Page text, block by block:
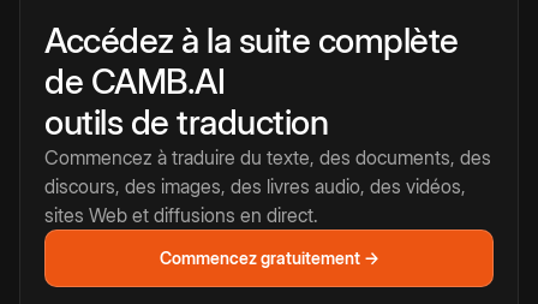
Accédez à la suite complète
de CAMB.AI
outils de traduction
Commencez à traduire du texte, des documents, des
discours, des images, des livres audio, des vidéos,
sites Web et diffusions en direct.
Commencez gratuitement →